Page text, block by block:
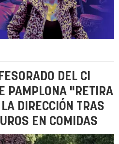
DEL CI
PAMPLONA "RETIRA
DIRECCIÓN TRAS
EN COMIDAS